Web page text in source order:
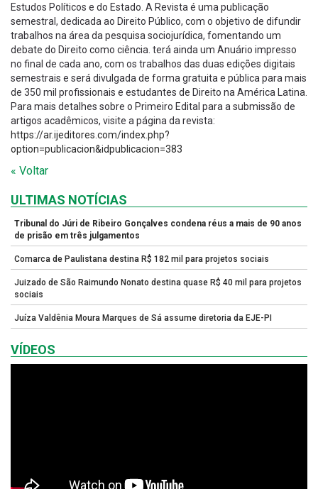
Estudos Políticos e do Estado. A Revista é uma publicação
semestral, dedicada ao Direito Público, com o objetivo de difundir
trabalhos na área da pesquisa sociojurídica, fomentando um
debate do Direito como ciência. terá ainda um Anuário impresso
no final de cada ano, com os trabalhos das duas edições digitais
semestrais e será divulgada de forma gratuita e pública para mais
de 350 mil profissionais e estudantes de Direito na América Latina.
Para mais detalhes sobre o Primeiro Edital para a submissão de
artigos acadêmicos, visite a página da revista:
https://ar.ijeditores.com/index.php?
option=publicacion&idpublicacion=383
« Voltar
ULTIMAS NOTÍCIAS
Tribunal do Júri de Ribeiro Gonçalves condena réus a mais de 90 anos
de prisão em três julgamentos
Comarca de Paulistana destina R$ 182 mil para projetos sociais
Juizado de São Raimundo Nonato destina quase R$ 40 mil para projetos
sociais
Juíza Valdênia Moura Marques de Sá assume diretoria da EJE-PI
VÍDEOS